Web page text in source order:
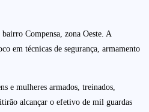
Compensa, zona Oeste. A
em técnicas de segurança, armamento
e mulheres armados, treinados,
alcançar o efetivo de mil guardas